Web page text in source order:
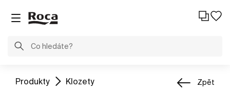
Produkty Klozety Zpět